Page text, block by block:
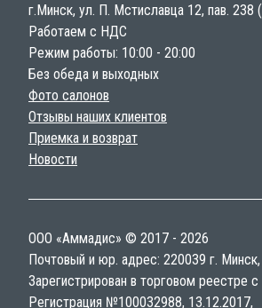
г.Минск, ул. П. Мстиславца 12, пав. 238
Работаем с НДС
Режим работы: 10:00 - 20:00
Без обеда и выходных
Фото салонов
Отзывы наших клиентов
Приемка и возврат
Новости
ООО «Аммадис» © 2017 - 2026
Почтовый и юр. адрес: 220039 г.
Зарегистрирован в торговом реестре
Регистрация №100032988, 13.12.2017,